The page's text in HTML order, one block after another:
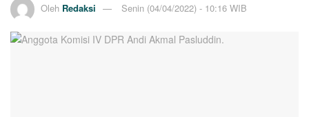
Oleh Redaksi Senin (04/04/2022) - 10:16 WIB